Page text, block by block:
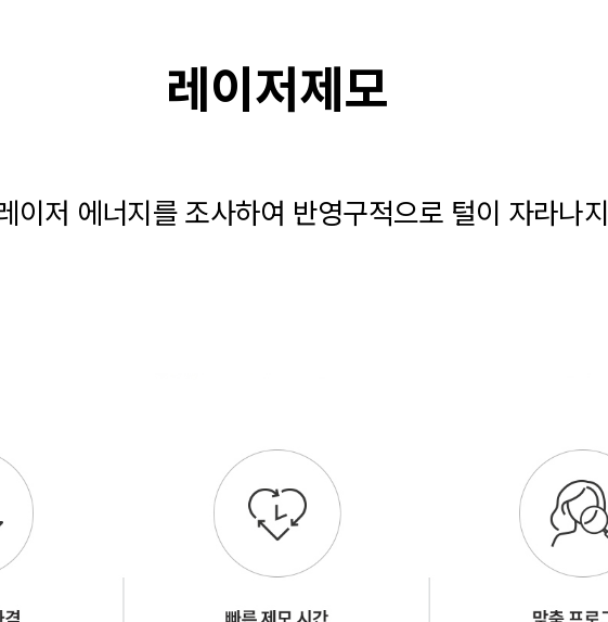
레이저제모
이저 에너지를 조사하여 반영구적으로 털이 자라나